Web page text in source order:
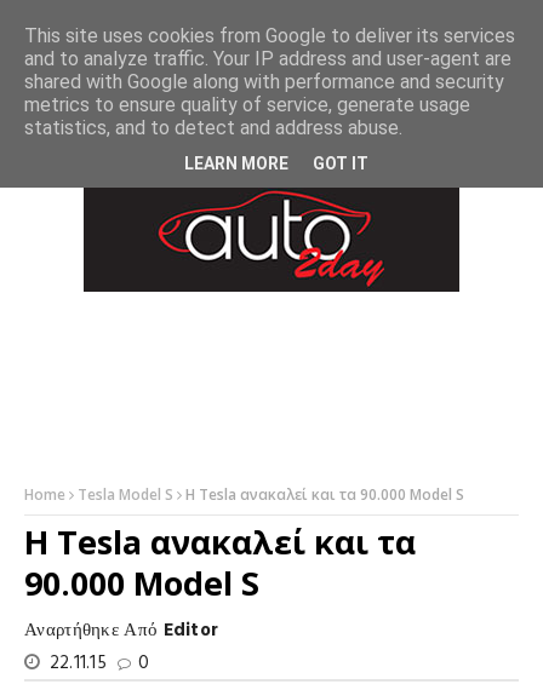
Home Tesla Model S Η Tesla ανακαλεί και τα 90.000 Model S
Η Tesla ανακαλεί και τα
90.000 Model S
Αναρτήθηκε Από Editor
22.11.15
0
This site uses cookies from Google to deliver its services
and to analyze traffic. Your IP address and user-agent are
shared with Google along with performance and security
metrics to ensure quality of service, generate usage
statistics, and to detect and address abuse.
LEARN MORE GOT IT